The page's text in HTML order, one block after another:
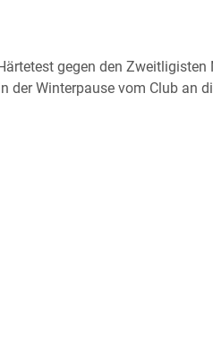
gegen den Zweitligisten
der Winterpause vom Club an